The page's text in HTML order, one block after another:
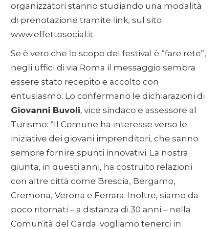
organizzatori stanno studiando una modalità
di prenotazione tramite link, sul sito
www.effettosocial.it.
Se è vero che lo scopo del festival è “fare rete”,
negli uffici di via Roma il messaggio sembra
essere stato recepito e accolto con
entusiasmo. Lo confermano le dichiarazioni di
Giovanni Buvoli, vice sindaco e assessore al
Turismo: “Il Comune ha interesse verso le
iniziative dei giovani imprenditori, che sanno
sempre fornire spunti innovativi. La nostra
giunta, in questi anni, ha costruito relazioni
con altre città come Brescia, Bergamo,
Cremona, Verona e Ferrara. Inoltre, siamo da
poco ritornati – a distanza di 30 anni – nella
Comunità del Garda: vogliamo tenerci in